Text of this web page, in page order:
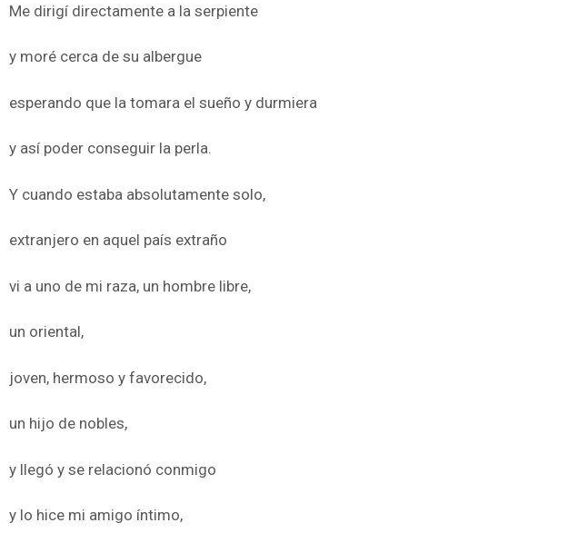
Me dirigí directamente a la serpiente
y moré cerca de su albergue
esperando que la tomara el sueño y durmiera
y así poder conseguir la perla.
Y cuando estaba absolutamente solo,
extranjero en aquel país extraño
vi a uno de mi raza, un hombre libre,
un oriental,
joven, hermoso y favorecido,
un hijo de nobles,
y llegó y se relacionó conmigo
y lo hice mi amigo íntimo,